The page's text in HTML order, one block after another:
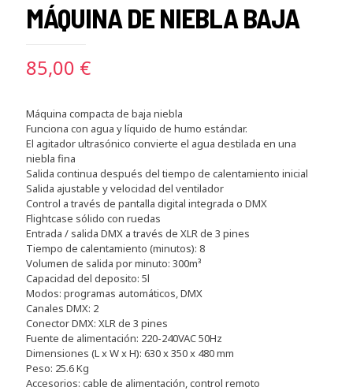
MÁQUINA DE NIEBLA BAJA
85,00 €
Máquina compacta de baja niebla
Funciona con agua y líquido de humo estándar.
El agitador ultrasónico convierte el agua destilada en una
niebla fina
Salida continua después del tiempo de calentamiento inicial
Salida ajustable y velocidad del ventilador
Control a través de pantalla digital integrada o DMX
Flightcase sólido con ruedas
Entrada / salida DMX a través de XLR de 3 pines
Tiempo de calentamiento (minutos): 8
Volumen de salida por minuto: 300m³
Capacidad del deposito: 5l
Modos: programas automáticos, DMX
Canales DMX: 2
Conector DMX: XLR de 3 pines
Fuente de alimentación: 220-240VAC 50Hz
Dimensiones (L x W x H): 630 x 350 x 480 mm
Peso: 25.6 Kg
Accesorios: cable de alimentación, control remoto